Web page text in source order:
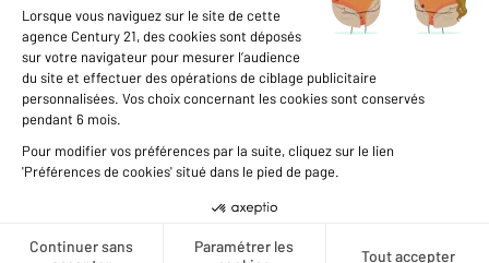
International
Nous contacter
Données personnelles
Gestionnaire des cookies